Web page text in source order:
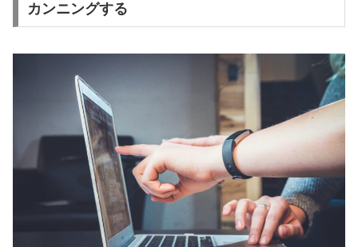
カンニングする